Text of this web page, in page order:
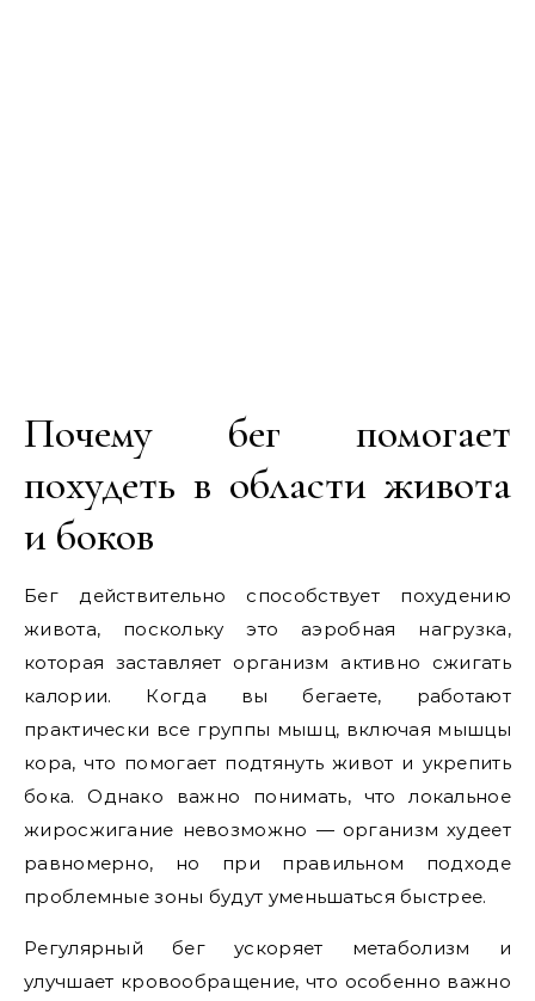
Почему бег помогает
похудеть в области живота
и боков
Бег действительно способствует похудению
живота, поскольку это аэробная нагрузка,
которая заставляет организм активно сжигать
калории. Когда вы бегаете, работают
практически все группы мышц, включая мышцы
кора, что помогает подтянуть живот и укрепить
бока. Однако важно понимать, что локальное
жиросжигание невозможно — организм худеет
равномерно, но при правильном подходе
проблемные зоны будут уменьшаться быстрее.
Регулярный бег ускоряет метаболизм и
улучшает кровообращение, что особенно важно